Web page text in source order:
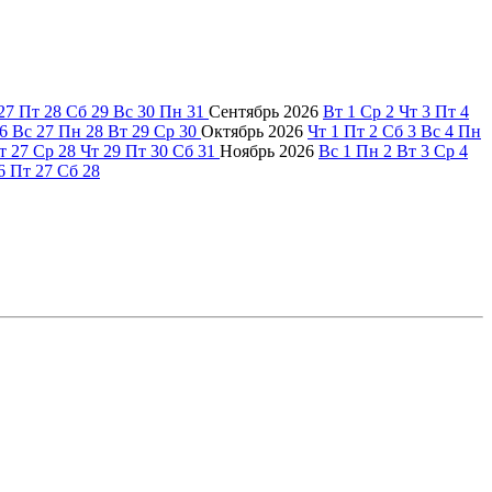
Пт 28 Сб 29 Вс 30 Пн 31 Сентябрь 2026 Вт 1 Ср 2 Чт 3 Пт 4
Вс 27 Пн 28 Вт 29 Ср 30 Октябрь 2026 Чт 1 Пт 2 Сб 3 Вс 4 Пн
27 Ср 28 Чт 29 Пт 30 Сб 31 Ноябрь 2026 Вс 1 Пн 2 Вт 3 Ср 4
Пт 27 Сб 28